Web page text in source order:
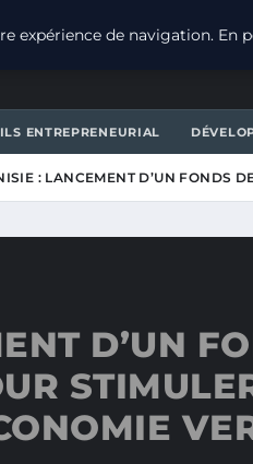
ENTREPRENEURIAL
: LANCEMENT D’UN FONDS
D’UN
expérience de navigation.